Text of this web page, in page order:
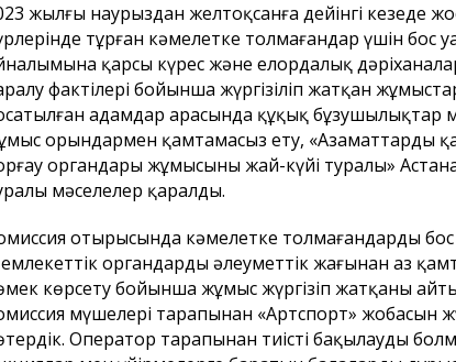
және Астана
сайланым
назарына!
Бюджеттік бағдарламаның
паспорты
жылғы наурыздан желтоқсанға дейінгі кезеңде
тұрған кәмелетке толмағандар үшін бос
қарсы күрес және елордалық
фактілері бойынша жүргізіліп жатқан
адамдар арасында құқық
орындармен қамтамасыз ету, «Азаматтардың
органдары жұмысының жай-күйі туралы»
мәселелер қаралды.
отырысында кәмелетке толмағандардың
органдардың әлеуметтік жағынан аз
көрсету бойынша жұмыс жүргізіп жатқаны
мүшелері тарапынан «Артспорт» жобасын
Оператор тарапынан тиісті бақылаудың